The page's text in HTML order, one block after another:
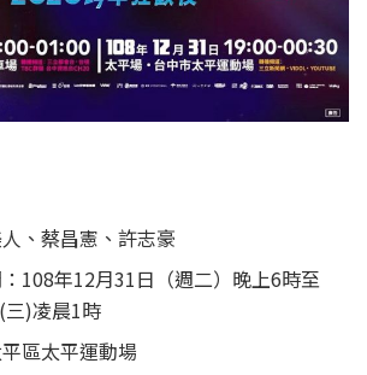
、蔡昌憲、許志豪
108年12月31日（週二）晚上6時至
)凌晨1時
區太平運動場